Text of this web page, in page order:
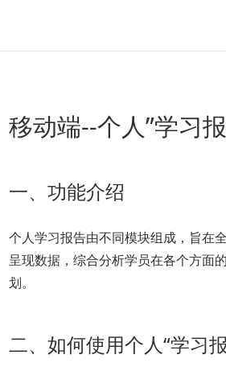
移动端--个人”学习
一、功能介绍
个人学习报告由不同模块组成，旨在
呈现数据，综合分析学员在各个方面
划。
二、如何使用个人“学习